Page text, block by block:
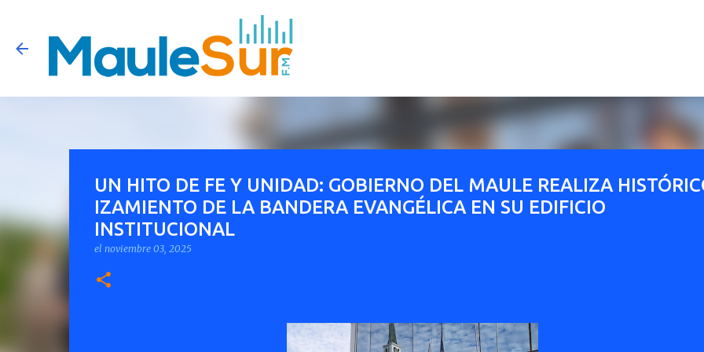
UN HITO DE FE Y UNIDAD: GOBIERNO DEL MAULE REALIZA
IZAMIENTO DE LA BANDERA EVANGÉLICA EN SU EDIFICIO
INSTITUCIONAL
el noviembre 03, 2025